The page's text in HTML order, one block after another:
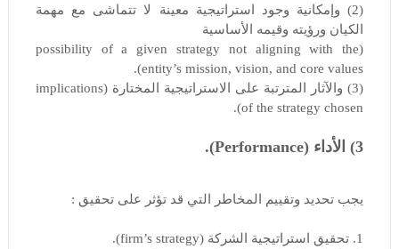
(2) وإمكانية وجود استراتيجية معينة لا تتماشى مع مهمة
الكيان ورؤيته وقيمه الأساسية
(possibility of a given strategy not aligning with the
entity’s mission, vision, and core values).
(3) والآثار المترتبة على الاستراتيجية المختارة (implications
of the strategy chosen).
3) الأداء (Performance).
يجب تحديد وتقييم المخاطر التي قد تؤثر على تحقيق :
1. تحقيق استراتيجية الشركة (firm’s strategy).